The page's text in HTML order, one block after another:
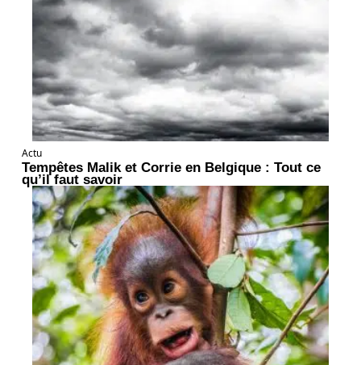
Actu
Tempêtes Malik et Corrie en Belgique : Tout ce
qu’il faut savoir